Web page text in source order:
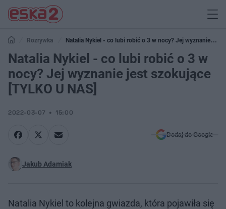
Rozrywka
Natalia Nykiel - co lubi robić o 3 w nocy? Jej wyznanie jest
szokujące [TYLKO U NAS]
Natalia Nykiel - co lubi robić o 3 w
nocy? Jej wyznanie jest szokujące
[TYLKO U NAS]
2022-03-07 15:00
Dodaj do Google
Jakub Adamiak
Natalia Nykiel to kolejna gwiazda, która pojawiła się